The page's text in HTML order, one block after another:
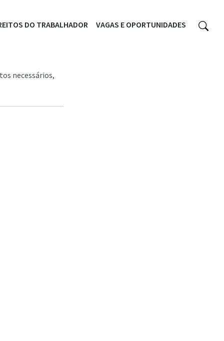
DO TRABALHADOR VAGAS E OPORTUNIDADES
necessários,